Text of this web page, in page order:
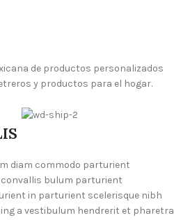
de productos personalizados
y productos para el hogar.
diam commodo parturient
bulum parturient
in parturient scelerisque nibh
a vestibulum hendrerit et pharetra